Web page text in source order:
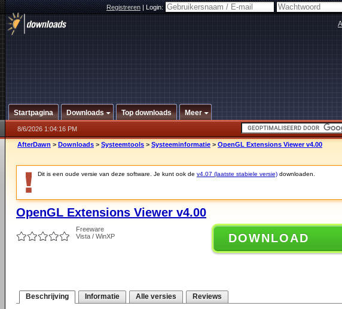
Registreren|Login:
Startpagina Downloads Top downloads Meer
8/6/2026 1:04:16 PM
AfterDawn > Downloads > Systeemtools > Systeeminformatie > OpenGL Extensions Viewer v4.00
Dit is een oude versie van deze software. Je kunt ook de v4.07 (laatste stabiele versie) downloaden.
OpenGL Extensions Viewer v4.00
Freeware
Vista / WinXP
DOWNLOAD
Beschrijving Informatie Alle versies Reviews